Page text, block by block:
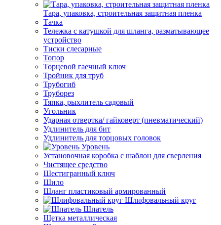
Тара, упаковка, строительная защитная пленка
Тачка
Тележка с катушкой для шланга, разматывающее
устройство
Тиски слесарные
Топор
Торцевой гаечный ключ
Тройник для труб
Трубогиб
Труборез
Тяпка, рыхлитель садовый
Угольник
Ударная отвертка/ гайковерт (пневматический)
Удлинитель для бит
Удлинитель для торцовых головок
Уровень
Установочная коробка с шаблон для сверления
Чистящее средство
Шестигранный ключ
Шило
Шланг пластиковый армированный
Шлифовальный круг
Шпатель
Щетка металлическая